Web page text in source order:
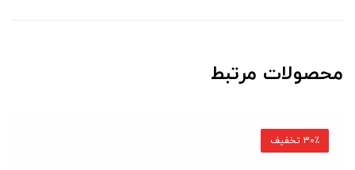
محصولات مرتبط
30٪ تخفیف